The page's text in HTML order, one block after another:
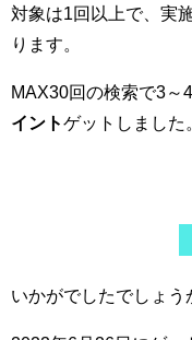
対象は1回以上で、実
ります。
MAX30回の検索で3～
イントゲットしました
いかがでしたでしょう